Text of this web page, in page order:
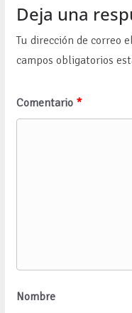
Deja una
Tu dirección de correo
campos obligatorios
Comentario *
Nombre